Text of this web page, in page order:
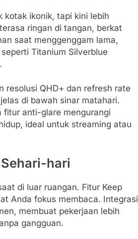
kotak ikonik, tapi kini lebih
ringan di tangan, berkat
saat menggenggam lama,
Titanium Silverblue
resolusi QHD+ dan refresh rate
di bawah sinar matahari.
fitur anti-glare mengurangi
ideal untuk streaming atau
hari
di luar ruangan. Fitur Keep
Anda fokus membaca. Integrasi
membuat pekerjaan lebih
gangguan.